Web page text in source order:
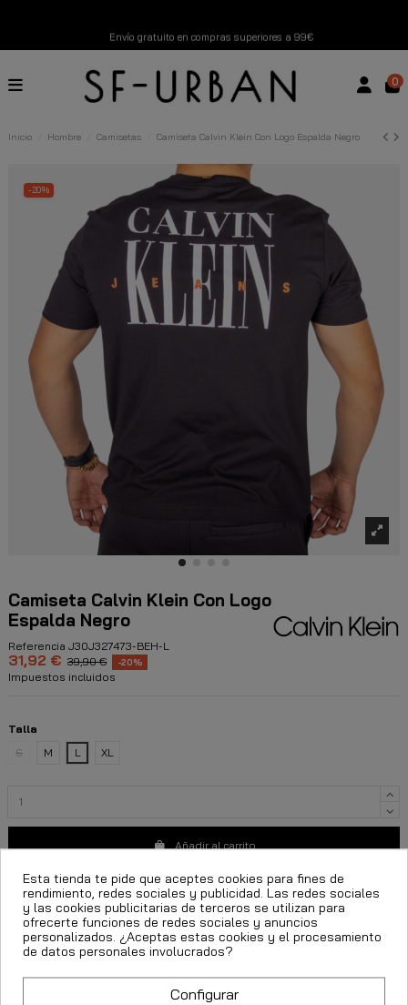
Nuevos productos disponibles esta semana
Descubre Nuestras Novedades Compra Ahora
0
Inicio Hombre Camisetas Camiseta Calvin Klein Con Logo Espalda Negro
-20%
Camiseta Calvin Klein Con Logo
Espalda Negro
Referencia J30J327473-BEH-L
31,92 € 39,90 € -20%
Impuestos incluidos
Talla
S
M L XL
Añadir al carrito
Esta tienda te pide que aceptes cookies para fines de
rendimiento, redes sociales y publicidad. Las redes sociales
y las cookies publicitarias de terceros se utilizan para
ofrecerte funciones de redes sociales y anuncios
personalizados. ¿Aceptas estas cookies y el procesamiento
de datos personales involucrados?
Configurar